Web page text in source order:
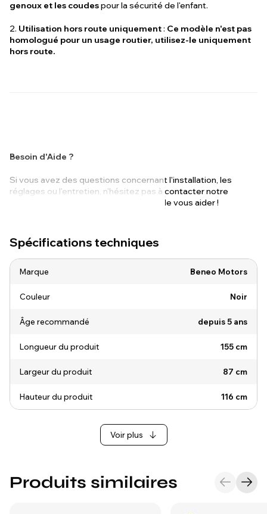
genoux et les coudespour la sécurité de l'enfant.
2. Utilisation hors route uniquement: Ce modèle n'est pas
homologué pour un usage routier, utilisez-le uniquement
hors route.
Besoin d'Aide ?
Si vous avez des questions concernant l'installation, les
réglages ou l'entretien, n'hésitez pas à contacter notre
service client. Nous sommes heureux de vous aider !
Spécifications techniques
Marque Beneo Motors
Couleur Noir
Âge recommandé depuis 5 ans
Longueur du produit 155 cm
Largeur du produit 87 cm
Hauteur du produit 116 cm
Voir plus
Produits similaires